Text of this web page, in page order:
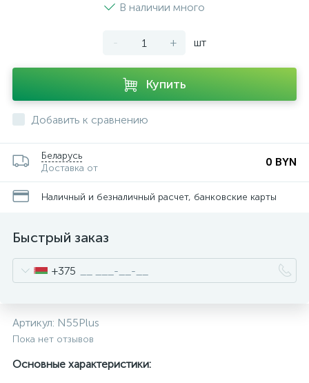
В наличии много
- + шт
Купить
Добавить к сравнению
Беларусь
Доставка от
0 BYN
Наличный и безналичный расчет, банковские карты
Быстрый заказ
+375
Артикул: N55Plus
Пока нет отзывов
Основные характеристики: